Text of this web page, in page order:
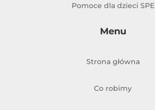
Pomoce dla dzieci SPE
Menu
Strona główna
Co robimy